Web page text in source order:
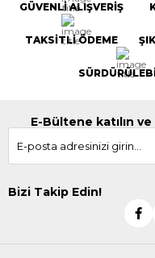
GÜVENLİ ALIŞVERİŞ
TAKSİTLİ ÖDEME
E-Bültene katılın
Bizi Takip Edin!